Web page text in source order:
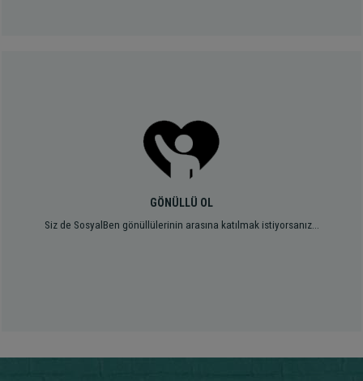
GÖNÜLLÜ OL
Siz de SosyalBen gönüllülerinin arasına katılmak istiyorsanız...